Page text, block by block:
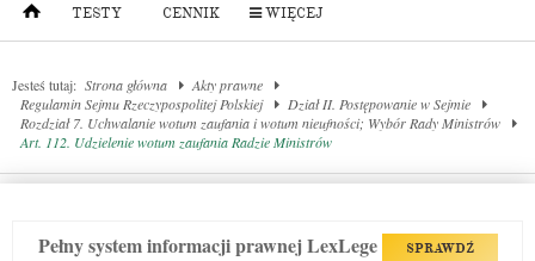
TESTY CENNIK WIĘCEJ
Jesteś tutaj: Strona główna
Akty prawne
Regulamin Sejmu Rzeczypospolitej Polskiej
Dział II. Postępowanie w Sejmie
Rozdział 7. Uchwalanie wotum zaufania i wotum nieufności; Wybór Rady Ministrów
Art. 112. Udzielenie wotum zaufania Radzie Ministrów
Pełny system informacji prawnej LexLege SPRAWDŹ